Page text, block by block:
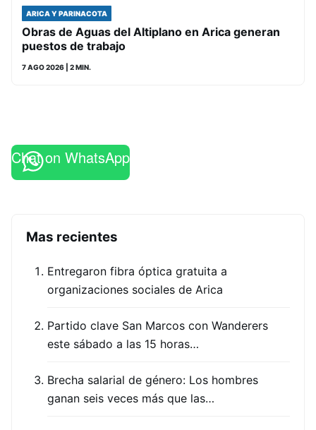
ARICA Y PARINACOTA
Obras de Aguas del Altiplano en Arica generan
puestos de trabajo
7 AGO 2026 | 2 MIN.
Chat on WhatsApp
Mas recientes
Entregaron fibra óptica gratuita a
organizaciones sociales de Arica
Partido clave San Marcos con Wanderers
este sábado a las 15 horas…
Brecha salarial de género: Los hombres
ganan seis veces más que las…